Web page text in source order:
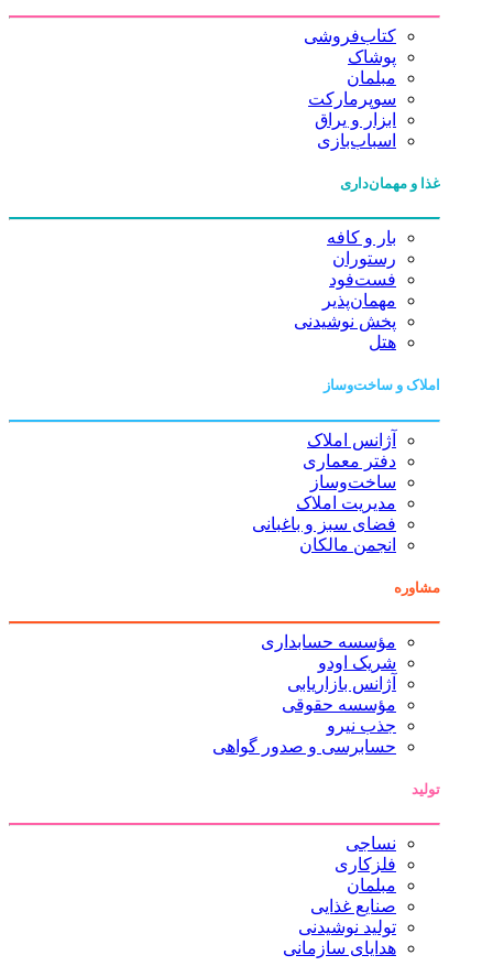
کتاب‌فروشی
پوشاک
مبلمان
سوپرمارکت
ابزار و یراق
اسباب‌بازی
غذا و مهمان‌داری
بار و کافه
رستوران
فست‌فود
مهمان‌پذیر
پخش نوشیدنی
هتل
املاک و ساخت‌وساز
آژانس املاک
دفتر معماری
ساخت‌وساز
مدیریت املاک
فضای سبز و باغبانی
انجمن مالکان
مشاوره
مؤسسه حسابداری
شریک اودو
آژانس بازاریابی
مؤسسه حقوقی
جذب نیرو
حسابرسی و صدور گواهی
تولید
نساجی
فلزکاری
مبلمان
صنایع غذایی
تولید نوشیدنی
هدایای سازمانی